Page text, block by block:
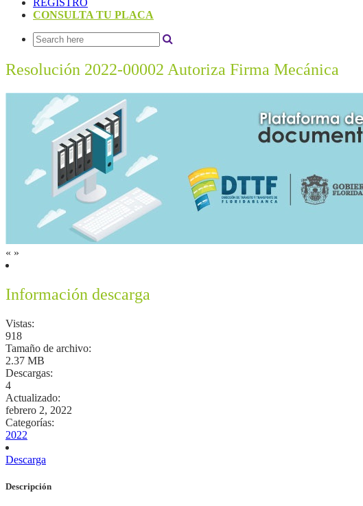
REGISTRO
CONSULTA TU PLACA
Resolución 2022-00002 Autoriza Firma Mecánica
« »
Información descarga
Vistas:
918
Tamaño de archivo:
2.37 MB
Descargas:
4
Actualizado:
febrero 2, 2022
Categorías:
2022
Descarga
Descripción